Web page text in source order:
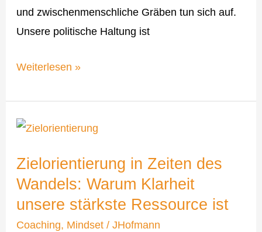
und zwischenmenschliche Gräben tun sich auf.
Unsere politische Haltung ist
Weiterlesen »
Zielorientierung in Zeiten des
Wandels: Warum Klarheit
unsere stärkste Ressource ist
Coaching, Mindset /JHofmann
Zielorientierung
Zeiten
des
Wandels:
Warum